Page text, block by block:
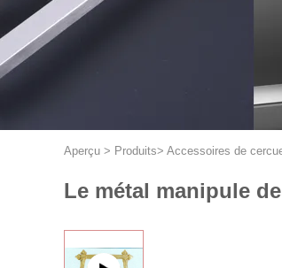
Aperçu > Produits> Accessoires de
Le métal manipule